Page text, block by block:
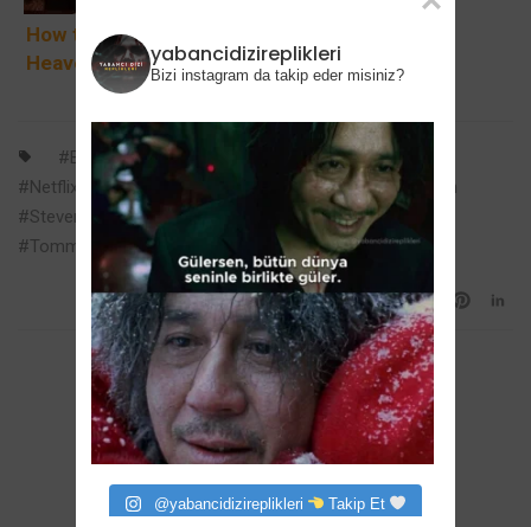
fazlası
How to Get to
Heaven from
Belfast: Derry
Yaratıcısından
Karanlık
Komedi Gizemi
Netflix’te
Barry Keoghan Cillian Murphy
netflix
Netflix Filmi
Rebecca Ferguson
Steven Knight
The Immortal Man
Tommy Shelby
0
yabancidizireplikleri
Bizi instagram da takip eder misiniz?
@yabancidizireplikleri Takip Et